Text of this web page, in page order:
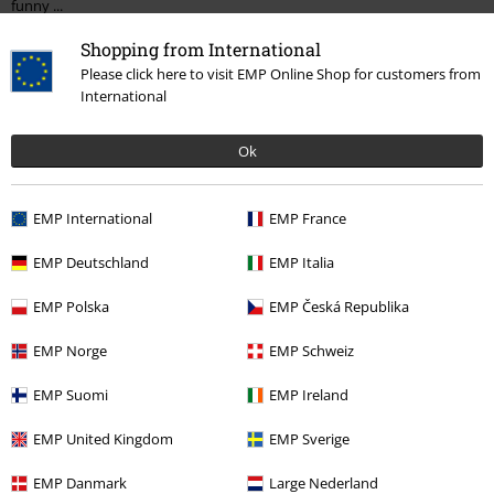
Shopping from International
Please click here to visit EMP Online Shop for customers from
International
Ok
EMP International EMP France
EMP Deutschland EMP Italia
EMP Polska EMP Česká Republika
EMP Norge EMP Schweiz
EMP Suomi EMP Ireland
EMP United Kingdom EMP Sverige
EMP Danmark Large Nederland
funny ...
20%
E-Mail Newsletter
teď!Více
Tímto souhlasím se zasíláním EMP Newslettru a souhlasím s tím, že
pravidelně mi posílat informace o svých produktech. Mé osobní údaje
budou zpracovány v souladu s ustanoveními
Ochrana osobních údajů
Můj souhlas mohu kdykoliv odvolat na odhlašovací odkaz/link.
Unsubscribehere
slevovými kódy. Po vložení a potvrzení kódu bude sleva automaticky